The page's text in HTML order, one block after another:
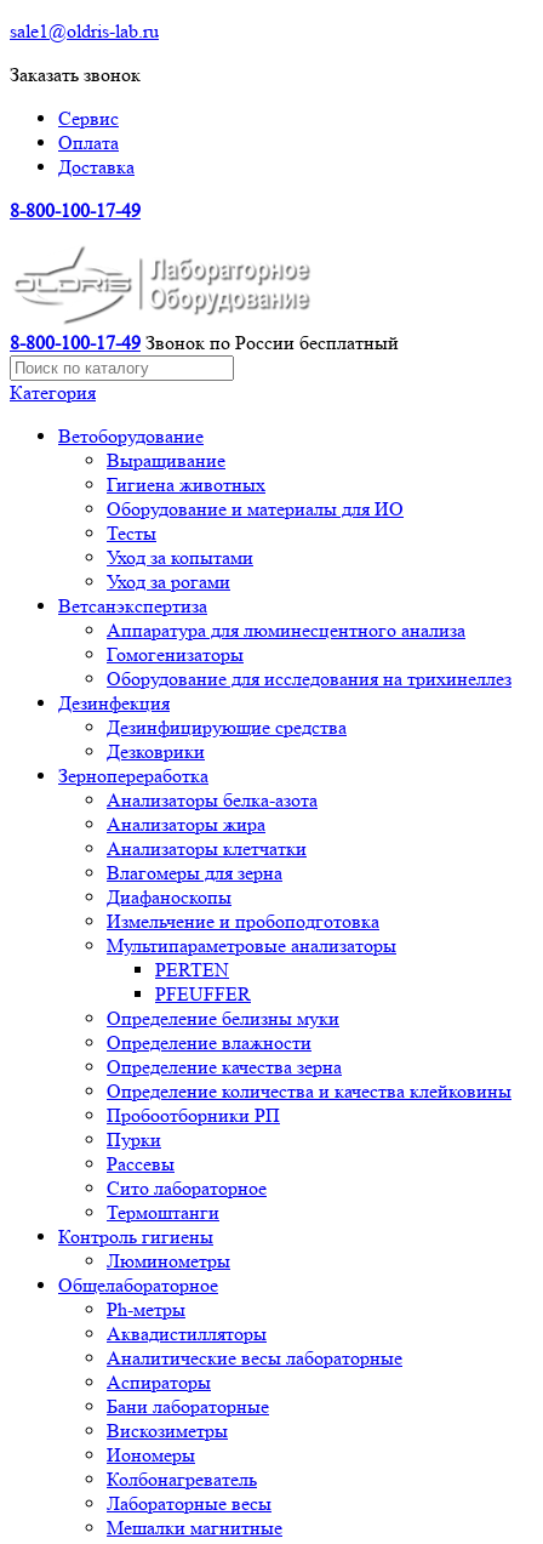
sale1@oldris-lab.ru
Заказать звонок
Сервис
Оплата
Доставка
8-800-100-17-49
8-800-100-17-49 Звонок по России бесплатный
Категория
Ветоборудование
Выращивание
Гигиена животных
Оборудование и материалы для ИО
Тесты
Уход за копытами
Уход за рогами
Ветсанэкспертиза
Аппаратура для люминесцентного анализа
Гомогенизаторы
Оборудование для исследования на трихинеллез
Дезинфекция
Дезинфицирующие средства
Дезковрики
Зернопереработка
Анализаторы белка-азота
Анализаторы жира
Анализаторы клетчатки
Влагомеры для зерна
Диафаноскопы
Измельчение и пробоподготовка
Мультипараметровые анализаторы
PERTEN
PFEUFFER
Определение белизны муки
Определение влажности
Определение качества зерна
Определение количества и качества клейковины
Пробоотборники РП
Пурки
Рассевы
Сито лабораторное
Термоштанги
Контроль гигиены
Люминометры
Общелабораторное
Ph-метры
Аквадистилляторы
Аналитические весы лабораторные
Аспираторы
Бани лабораторные
Вискозиметры
Иономеры
Колбонагреватель
Лабораторные весы
Мешалки магнитные